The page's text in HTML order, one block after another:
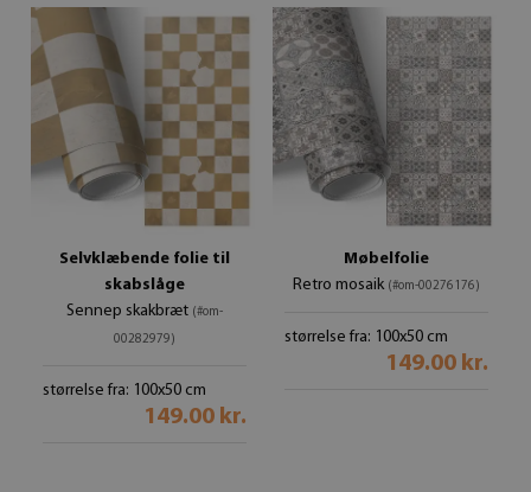
Selvklæbende folie til
skabslåge
Sennep skakbræt (#om-
00282979)
størrelse fra: 100x50 cm
149.00 kr.
Møbelfolie
Retro mosaik (#om-00276176)
størrelse fra: 100x50 cm
149.00 kr.